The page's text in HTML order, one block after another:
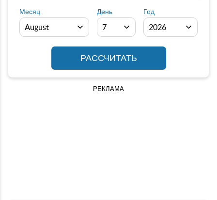
Месяц День Год
РАССЧИТАТЬ
РЕКЛАМА